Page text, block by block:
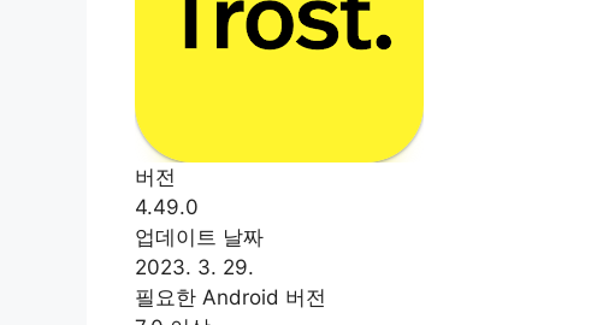
버전
4.49.0
업데이트 날짜
2023. 3. 29.
필요한 Android 버전